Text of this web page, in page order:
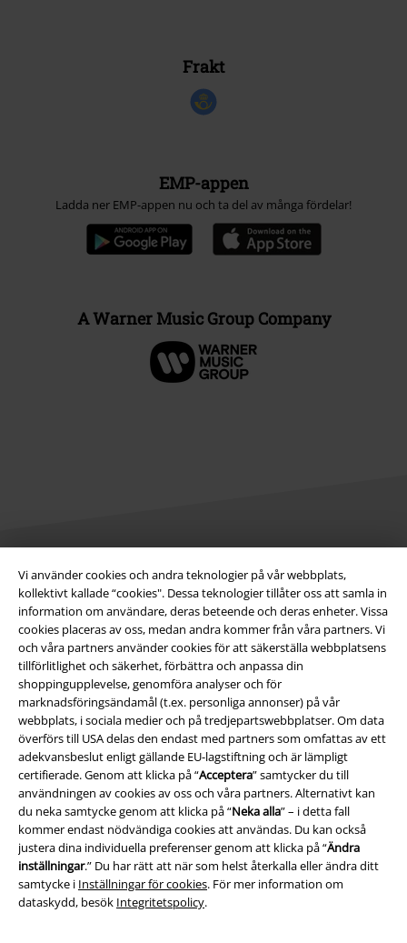
Vi använder cookies och andra teknologier på vår webbplats,
kollektivt kallade “cookies". Dessa teknologier tillåter oss att samla in
information om användare, deras beteende och deras enheter. Vissa
cookies placeras av oss, medan andra kommer från våra partners. Vi
och våra partners använder cookies för att säkerställa webbplatsens
tillförlitlighet och säkerhet, förbättra och anpassa din
shoppingupplevelse, genomföra analyser och för
marknadsföringsändamål (t.ex. personliga annonser) på vår
webbplats, i sociala medier och på tredjepartswebbplatser. Om data
överförs till USA delas den endast med partners som omfattas av ett
adekvansbeslut enligt gällande EU-lagstiftning och är lämpligt
certifierade. Genom att klicka på “Acceptera” samtycker du till
användningen av cookies av oss och våra partners. Alternativt kan
du neka samtycke genom att klicka på “Neka alla” – i detta fall
kommer endast nödvändiga cookies att användas. Du kan också
justera dina individuella preferenser genom att klicka på “Ändra
inställningar.” Du har rätt att när som helst återkalla eller ändra ditt
samtycke i Inställningar för cookies. För mer information om
dataskydd, besök Integritetspolicy.
Frakt
EMP-appen
Ladda ner EMP-appen nu och ta del av många fördelar!
A Warner Music Group Company
Juridisk information/Villkor
Villkor
Om oss
Ladda ner villkoren
Avfallshantering och miljöskydd
Försäkran om överensstämmelse
Information om tillgänglighet
Inställningar för cookies
Bekräfta ångrat köp